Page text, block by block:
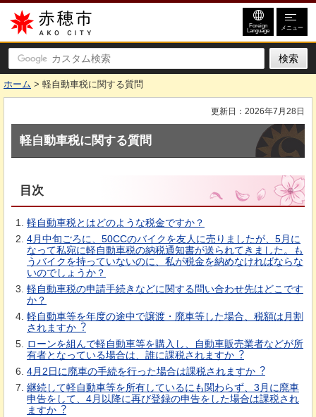
赤穂市
Foreign
Language メニュー
ホーム > 軽自動車税に関する質問
更新日：2026年7月28日
軽自動車税に関する質問
目次
軽自動車税とはどのような税金ですか？
4月中旬ごろに、50CCのバイクを友人に売りましたが、5月に
なって私宛に軽自動車税の納税通知書が送られてきました。も
うバイクを持っていないのに、私が税金を納めなければならな
いのでしょうか？
軽自動車税の申請手続きなどに関する問い合わせ先はどこです
か？
軽⾃動⾞等を年度の途中で譲渡・廃⾞等した場合、税額は⽉割
されますか︖
ローンを組んで軽⾃動⾞等を購⼊し、⾃動⾞販売業者などが所
有者となっている場合は、誰に課税されますか︖
4⽉2⽇に廃⾞の⼿続を⾏った場合は課税されますか︖
継続して軽⾃動⾞等を所有しているにも関わらず、3⽉に廃⾞
申告をして、4⽉以降に再び登録の申告をした場合は課税され
ますか︖